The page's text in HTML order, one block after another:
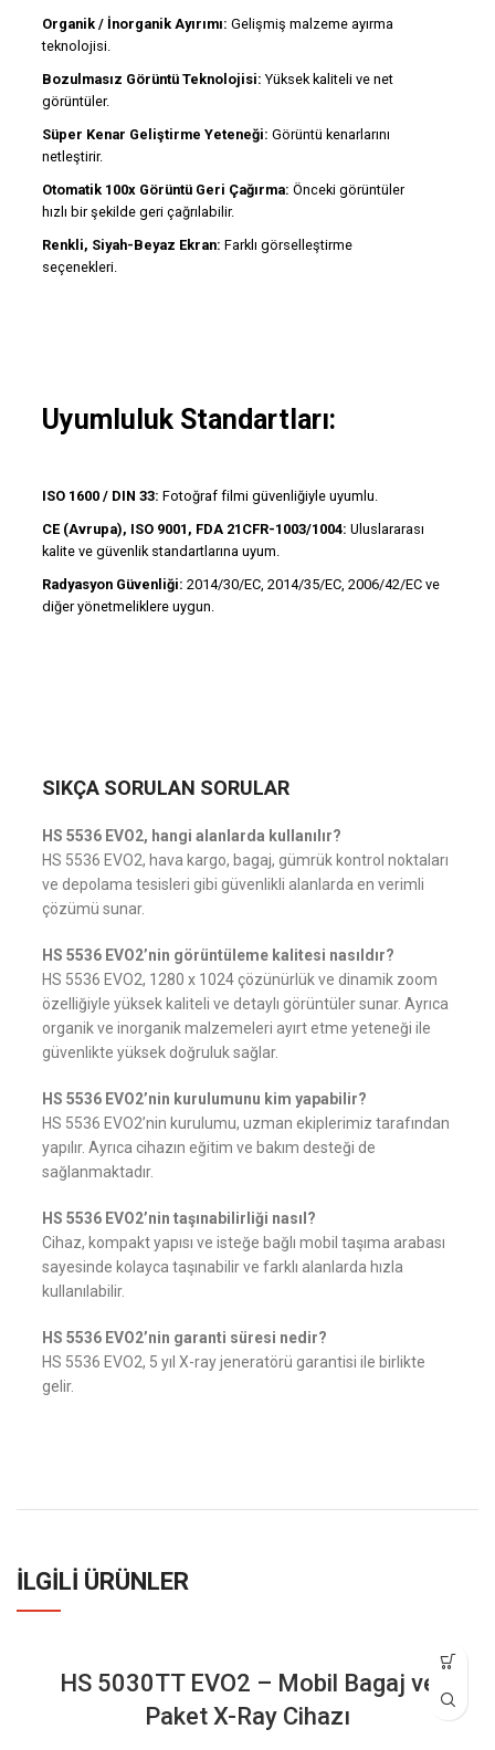
Organik / İnorganik Ayırımı: Gelişmiş malzeme ayırma
teknolojisi.
Bozulmasız Görüntü Teknolojisi: Yüksek kaliteli ve net
görüntüler.
Süper Kenar Geliştirme Yeteneği: Görüntü kenarlarını
netleştirir.
Otomatik 100x Görüntü Geri Çağırma: Önceki görüntüler
hızlı bir şekilde geri çağrılabilir.
Renkli, Siyah-Beyaz Ekran: Farklı görselleştirme
seçenekleri.
Uyumluluk Standartları:
ISO 1600 / DIN 33: Fotoğraf filmi güvenliğiyle uyumlu.
CE (Avrupa), ISO 9001, FDA 21CFR-1003/1004: Uluslararası
kalite ve güvenlik standartlarına uyum.
Radyasyon Güvenliği: 2014/30/EC, 2014/35/EC, 2006/42/EC ve
diğer yönetmeliklere uygun.
SIKÇA SORULAN SORULAR
HS 5536 EVO2, hangi alanlarda kullanılır?
HS 5536 EVO2, hava kargo, bagaj, gümrük kontrol noktaları
ve depolama tesisleri gibi güvenlikli alanlarda en verimli
çözümü sunar.
HS 5536 EVO2’nin görüntüleme kalitesi nasıldır?
HS 5536 EVO2, 1280 x 1024 çözünürlük ve dinamik zoom
özelliğiyle yüksek kaliteli ve detaylı görüntüler sunar. Ayrıca
organik ve inorganik malzemeleri ayırt etme yeteneği ile
güvenlikte yüksek doğruluk sağlar.
HS 5536 EVO2’nin kurulumunu kim yapabilir?
HS 5536 EVO2’nin kurulumu, uzman ekiplerimiz tarafından
yapılır. Ayrıca cihazın eğitim ve bakım desteği de
sağlanmaktadır.
HS 5536 EVO2’nin taşınabilirliği nasıl?
Cihaz, kompakt yapısı ve isteğe bağlı mobil taşıma arabası
sayesinde kolayca taşınabilir ve farklı alanlarda hızla
kullanılabilir.
HS 5536 EVO2’nin garanti süresi nedir?
HS 5536 EVO2, 5 yıl X-ray jeneratörü garantisi ile birlikte
gelir.
İLGILI ÜRÜNLER
HS 5030TT EVO2 – Mobil Bagaj ve
Paket X-Ray Cihazı